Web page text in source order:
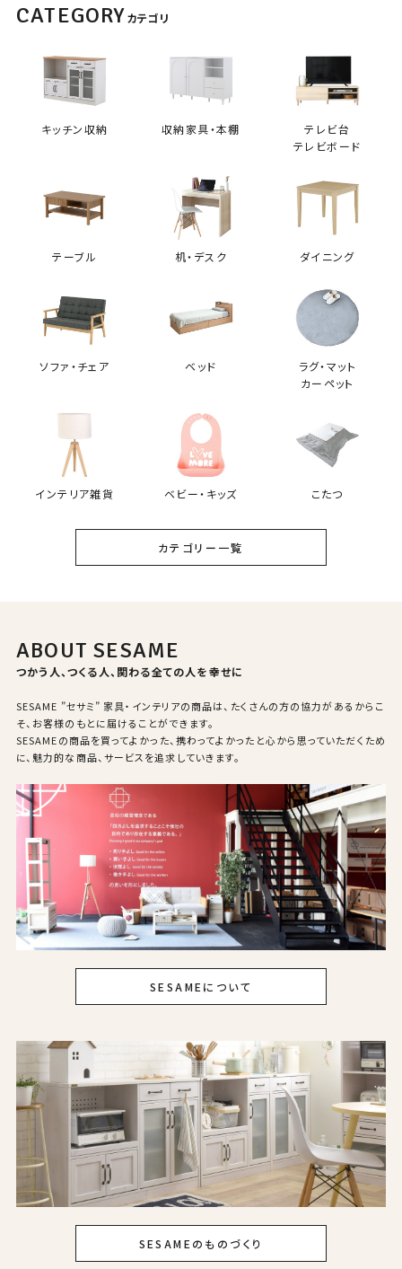
CATEGORYカテゴリ
キッチン収納 収納家具・本棚
テレビ台
テレビボード
テーブル 机・デスク ダイニング
ソファ・チェア ベッド
ラグ・マット
カーペット
インテリア雑貨 ベビー・キッズ こたつ
カテゴリー一覧
ABOUT SESAME
つかう人、つくる人、関わる全ての人を幸せに
SESAME ”セサミ” 家具・インテリアの商品は、たくさんの方の協力があるからこ
そ、お客様のもとに届けることができます。
SESAMEの商品を買ってよかった、携わってよかったと心から思っていただくため
に、魅力的な商品、サービスを追求していきます。
SESAMEについて
SESAMEのものづくり